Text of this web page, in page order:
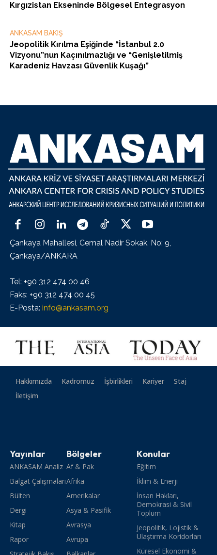
Kırgızistan Ekseninde Bölgesel Entegrasyon
ANKASAM BAKIŞ
Jeopolitik Kırılma Eşiğinde “İstanbul 2.0
Vizyonu”nun Kaçınılmazlığı ve “Genişletilmiş
Karadeniz Havzası Güvenlik Kuşağı”
Çankaya Mahallesi, Cemal Nadir Sokak, No: 9,
Çankaya/ANKARA
Tel: +90 312 474 00 46
Faks: +90 312 474 00 45
E-Posta: info@ankasam.org
Hakkımızda Kadromuz İşbirlikleri Kariyer
Staj
İletişim
Yayınlar
ANKASAM Analiz
Balgat Çalışmaları
Bülten
Dergi
Kitap
Rapor
Bölgeler
Af & Pak
Afrika
Amerikalar
Asya & Pasifik
Avrasya
Avrupa
Konular
Eğitim
İklim & Enerji
İnsan Hakları,
Demokrasi & Sivil
Toplum
Jeopolitik, Lojistik &
Ulaştırma Koridorları
Küresel Ekonomi &